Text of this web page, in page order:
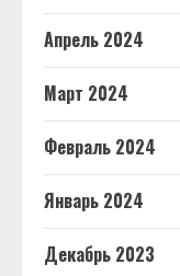
Апрель 2024
Март 2024
Февраль 2024
Январь 2024
Декабрь 2023